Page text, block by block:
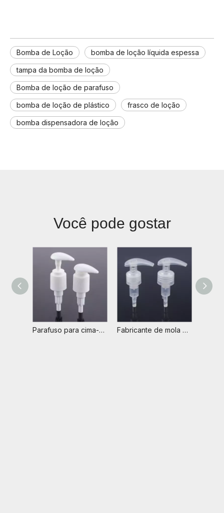
Bomba de Loção bomba de loção líquida espessa
tampa da bomba de loção
Bomba de loção de parafuso
bomba de loção de plástico frasco de loção
bomba dispensadora de loção
Você pode gostar
Parafuso para cima-para baixo fechado fábrica de cosméticos não derramamento ecologicamente correto customizável luxo 28mm 24/410 bomba de loção plástica Fabricante de mola externa fábrica de atacado sem derramamento personalizado 24/410 28/410 loção de bomba principal